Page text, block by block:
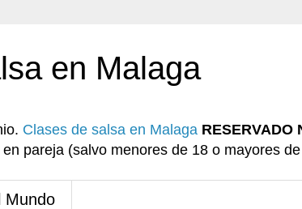
en Malaga
Clases de salsa en Malaga RESERVADO
pareja (salvo menores de 18 o mayores
Mundo